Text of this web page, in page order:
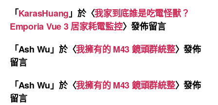
「KarasHuang 」於〈我家到底誰是吃電怪獸？
Emporia Vue 3 居家耗電監控〉發佈留言
「Ash Wu 」於〈我擁有的 M43 鏡頭群統整〉發佈
留言
「Ash Wu 」於〈我擁有的 M43 鏡頭群統整〉發佈
留言